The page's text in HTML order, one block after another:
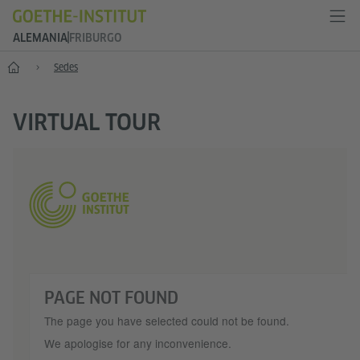
ALEMANIA FRIBURGO
-- Sedes
VIRTUAL TOUR